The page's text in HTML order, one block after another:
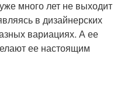
много лет не выходит
в дизайнерских
вариациях. А ее
ее настоящим